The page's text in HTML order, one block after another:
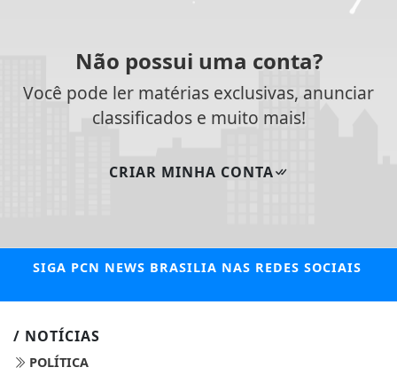
Não possui uma conta?
Você pode ler matérias exclusivas, anunciar
classificados e muito mais!
CRIAR MINHA CONTA
SIGA PCN NEWS BRASILIA NAS REDES SOCIAIS
/ NOTÍCIAS
POLÍTICA